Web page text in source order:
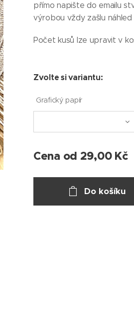
přímo napište do emailu
výrobou vždy zašlu náhled
Počet kusů lze upravit v
Zvolte si variantu:
Grafický papír
Cena od 29,00Kč
Do košíku